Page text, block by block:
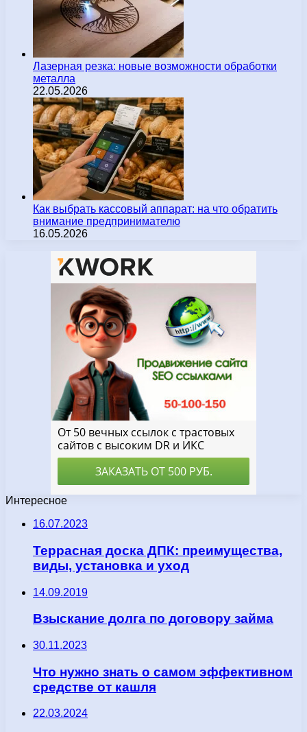
Лазерная резка: новые возможности обработки
металла
22.05.2026
Как выбрать кассовый аппарат: на что обратить
внимание предпринимателю
16.05.2026
Интересное
16.07.2023
Террасная доска ДПК: преимущества,
виды, установка и уход
14.09.2019
Взыскание долга по договору займа
30.11.2023
Что нужно знать о самом эффективном
средстве от кашля
22.03.2024